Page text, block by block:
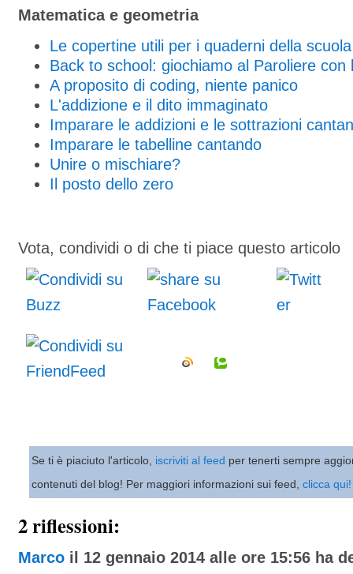
Matematica e geometria
Le copertine utili per i quaderni della
Back to school: giochiamo al Paroliere con
A proposito di coding, niente panico
L'addizione e il dito immaginato
Imparare le addizioni e le sottrazioni
Imparare le tabelline cantando
Unire o mischiare?
Il posto dello zero
Vota, condividi o di che ti piace questo articolo
Se ti è piaciuto l'articolo, iscriviti al feed per tenerti sempre
contenuti del blog! Per maggiori informazioni sui feed, clicca qui!
2 riflessioni:
Marcoil 12 gennaio 2014 alle ore 15:56 ha